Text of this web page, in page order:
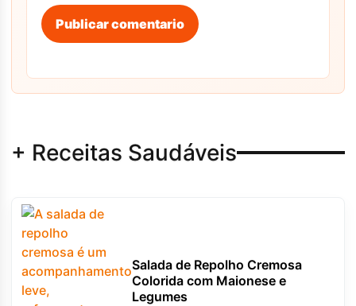
Publicar comentario
+ Receitas Saudáveis
Salada de Repolho Cremosa
Colorida com Maionese e
Legumes